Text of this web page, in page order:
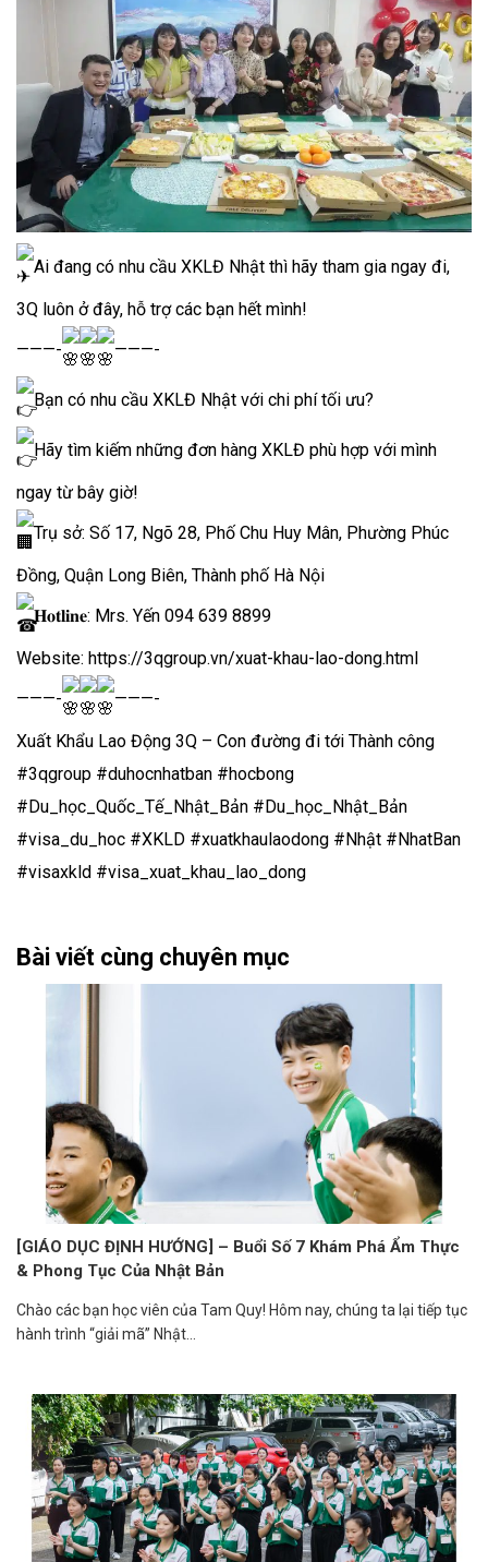
Ai đang có nhu cầu XKLĐ Nhật thì hãy tham gia ngay đi,
3Q luôn ở đây, hỗ trợ các bạn hết mình!
———-
———-
Bạn có nhu cầu XKLĐ Nhật với chi phí tối ưu?
Hãy tìm kiếm những đơn hàng XKLĐ phù hợp với mình
ngay từ bây giờ!
Trụ sở: Số 17, Ngõ 28, Phố Chu Huy Mân, Phường Phúc
Đồng, Quận Long Biên, Thành phố Hà Nội
𝐇𝐨𝐭𝐥𝐢𝐧𝐞: Mrs. Yến 094 639 8899
Website: https://3qgroup.vn/xuat-khau-lao-dong.html
———-
———-
Xuất Khẩu Lao Động 3Q – Con đường đi tới Thành công
#3qgroup #duhocnhatban #hocbong
#Du_học_Quốc_Tế_Nhật_Bản #Du_học_Nhật_Bản
#visa_du_hoc #XKLD #xuatkhaulaodong #Nhật #NhatBan
#visaxkld #visa_xuat_khau_lao_dong
Bài viết cùng chuyên mục
[GIÁO DỤC ĐỊNH HƯỚNG] – Buổi Số 7 Khám Phá Ẩm Thực
& Phong Tục Của Nhật Bản
Chào các bạn học viên của Tam Quy! Hôm nay, chúng ta lại tiếp tục
hành trình “giải mã” Nhật...